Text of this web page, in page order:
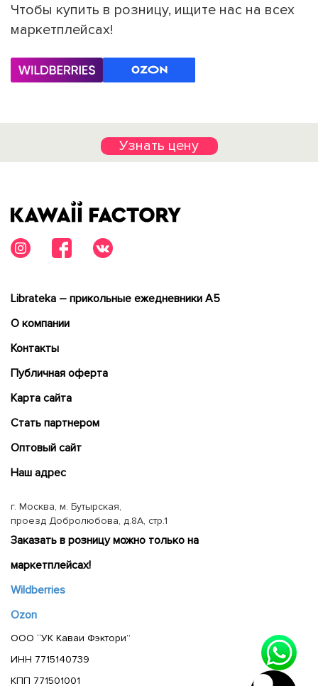
Чтобы купить в розницу, ищите нас на всех
маркетплейсах!
Узнать цену
Librateka – прикольные ежедневники А5
О компании
Контакты
Публичная оферта
Карта сайта
Cтать партнером
Оптовый сайт
Наш адрес
г. Москва, м. Бутырская,
проезд Добролюбова, д.8А, стр.1
Заказать в розницу можно только на
маркетплейсах!
Wildberries
Ozon
ООО “УК Каваи Фэктори”
ИНН 7715140739
КПП 771501001